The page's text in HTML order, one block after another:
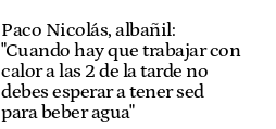
Paco Nicolás, albañil:
"Cuando hay que trabajar con
calor a las 2 de la tarde no
debes esperar a tener sed
para beber agua"